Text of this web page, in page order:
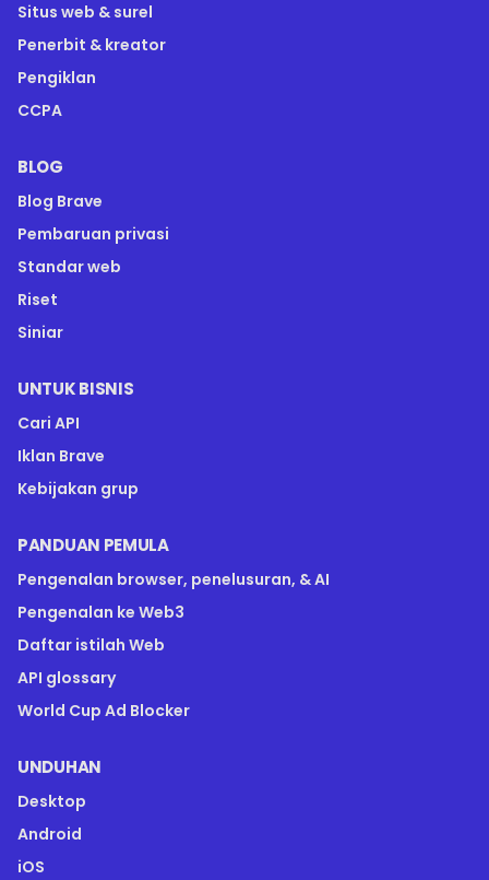
Situs web & surel
Penerbit & kreator
Pengiklan
CCPA
BLOG
Blog Brave
Pembaruan privasi
Standar web
Riset
Siniar
UNTUK BISNIS
Cari API
Iklan Brave
Kebijakan grup
PANDUAN PEMULA
Pengenalan browser, penelusuran, & AI
Pengenalan ke Web3
Daftar istilah Web
API glossary
World Cup Ad Blocker
UNDUHAN
Desktop
Android
iOS